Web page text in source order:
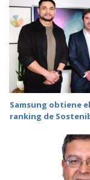
Samsung obtiene
ranking de